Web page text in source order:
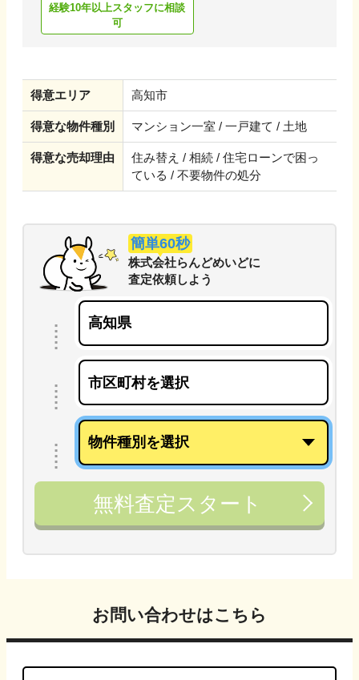
経験10年以上スタッフに相談
可
得意エリア 高知市
得意な物件種別 マンション一室 / 一戸建て / 土地
得意な売却理由
住み替え / 相続 / 住宅ローンで困っ
ている / 不要物件の処分
簡単60秒
株式会社らんどめいどに
査定依頼しよう
無料査定スタート
お問い合わせはこちら